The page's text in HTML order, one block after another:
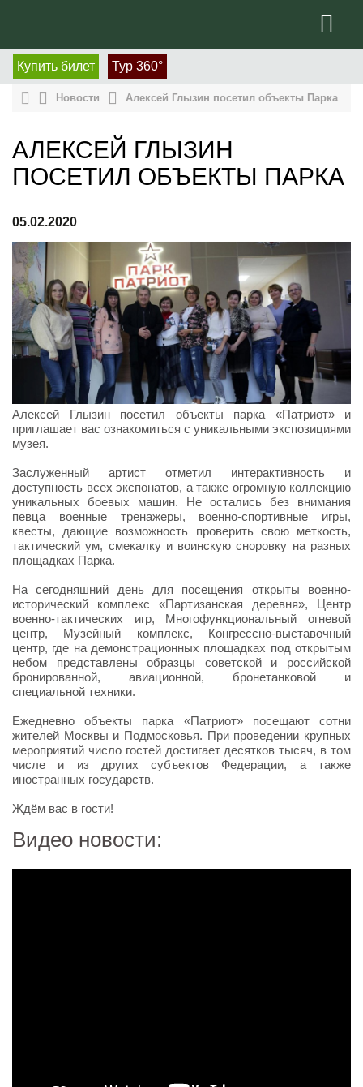
Купить билет Тур 360°
Новости Алексей Глызин посетил объекты Парка
АЛЕКСЕЙ ГЛЫЗИН
ПОСЕТИЛ ОБЪЕКТЫ ПАРКА
05.02.2020
Алексей Глызин посетил объекты парка «Патриот» и
приглашает вас ознакомиться с уникальными экспозициями
музея.
Заслуженный артист отметил интерактивность и
доступность всех экспонатов, а также огромную коллекцию
уникальных боевых машин. Не остались без внимания
певца военные тренажеры, военно-спортивные игры,
квесты, дающие возможность проверить свою меткость,
тактический ум, смекалку и воинскую сноровку на разных
площадках Парка.
На сегодняшний день для посещения открыты военно-
исторический комплекс «Партизанская деревня», Центр
военно-тактических игр, Многофункциональный огневой
центр, Музейный комплекс, Конгрессно-выставочный
центр, где на демонстрационных площадках под открытым
небом представлены образцы советской и российской
бронированной, авиационной, бронетанковой и
специальной техники.
Ежедневно объекты парка «Патриот» посещают сотни
жителей Москвы и Подмосковья. При проведении крупных
мероприятий число гостей достигает десятков тысяч, в том
числе и из других субъектов Федерации, а также
иностранных государств.
Ждём вас в гости!
Видео новости: